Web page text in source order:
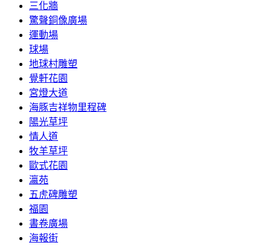
三化牆
驚聲銅像廣場
運動場
球場
地球村雕塑
覺軒花園
宮燈大道
海豚吉祥物里程碑
陽光草坪
情人道
牧羊草坪
歐式花園
瀛苑
五虎碑雕塑
福園
書卷廣場
海報街